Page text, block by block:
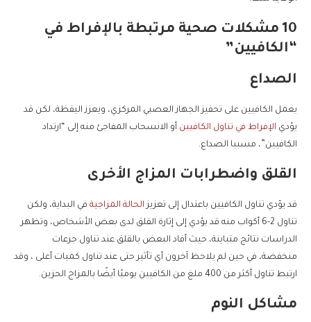
10 مشكلات صحية مرتبطة بالإفراط في
“الكافيين”
الصداع
يعمل الكافيين على تحفيز الجهاز العصبي المركزي، ويعزز اليقظة، لكن قد
يؤدي الإفراط في تناول الكافيين أو الانسحاب المفاجئ منه إلى “ارتداد
الكافيين”، مسببا الصداع.
القلق واضطرابات المزاج الأخرى
قد يؤدي تناول الكافيين باعتدال إلى تعزيز الحالة المزاجية في البداية، ولكن
تناول 2-6 أكواب منه قد يؤدي إلى إثارة القلق لدى بعض الأشخاص، وتظهر
الدراسات نتائج متباينة، حيث أفاد البعض بالقلق عند تناول جرعات
منخفضة، في حين لم يلاحظ آخرون أي تأثير حتى عند تناول كميات أعلى ، وقد
ارتبط تناول أكثر من 400 ملغ من الكافيين يوميًا أيضًا بالمزاج الحزين.
مشاكل النوم